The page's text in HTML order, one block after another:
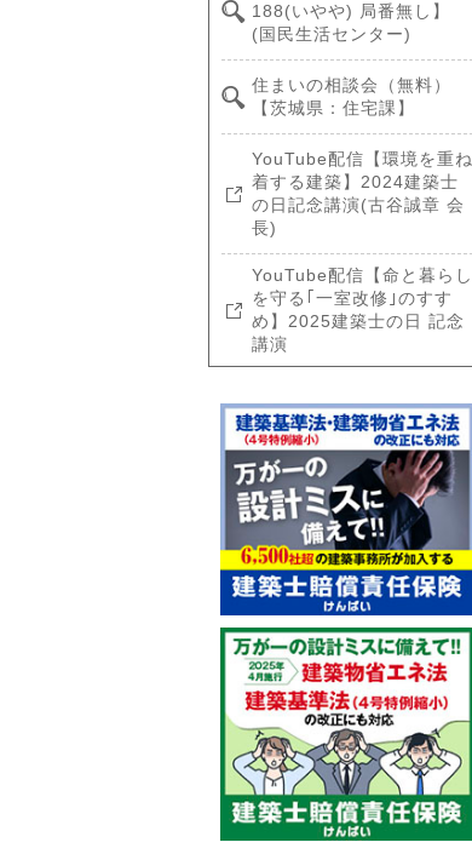
188(いやや) 局番無し】
(国民生活センター)
住まいの相談会（無料）
【茨城県：住宅課】
YouTube配信【環境を重ね
着する建築】2024建築士
の日記念講演(古谷誠章 会
長)
YouTube配信【命と暮らし
を守る｢一室改修｣のすす
め】2025建築士の日 記念
講演